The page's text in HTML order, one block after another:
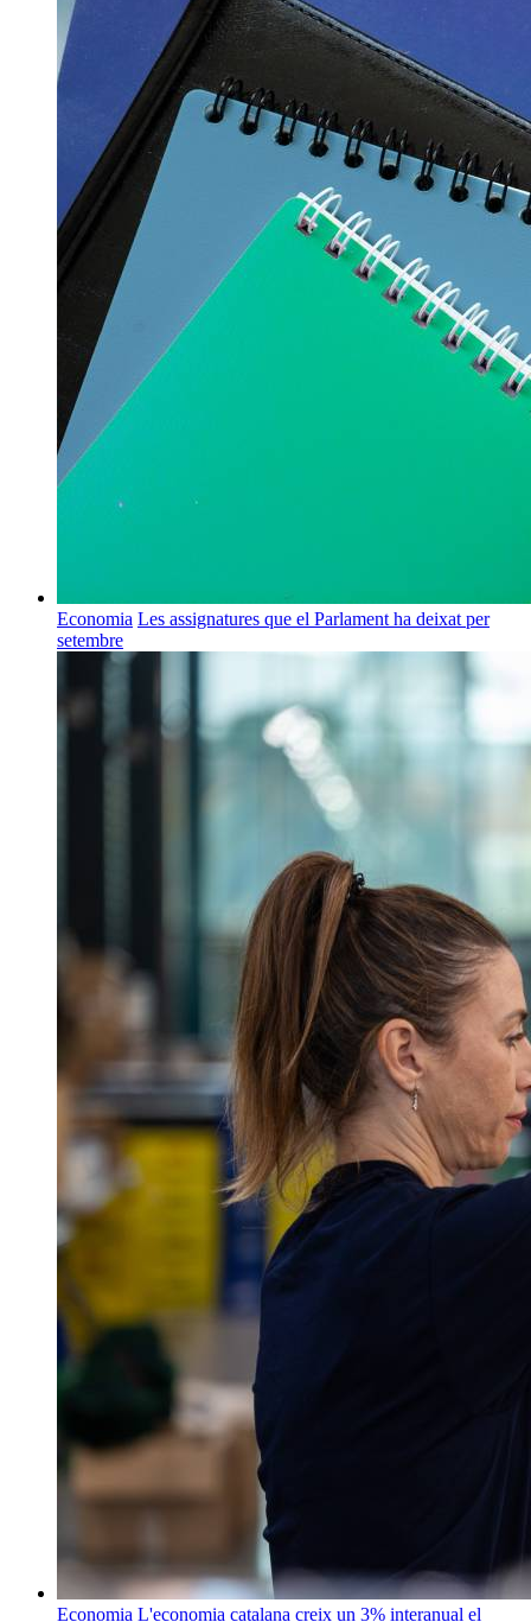
Economia Les assignatures que el Parlament ha deixat per
setembre
Economia L'economia catalana creix un 3% interanual el